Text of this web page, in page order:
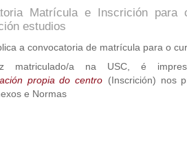
Matrícula e Inscrición para
estudios
a convocatoria de matrícula para o
matriculado/a na USC, é
propia do centro (Inscrición) nos
e Normas